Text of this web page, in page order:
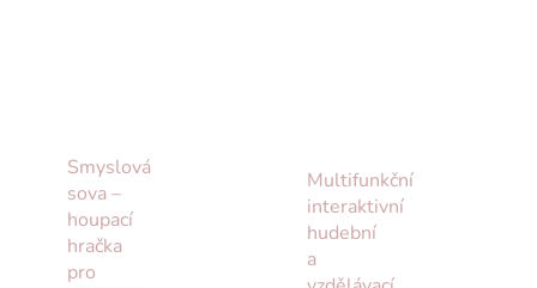
Smyslová
sova –
houpací
hračka
pro
Multifunkční
interaktivní
hudební
a